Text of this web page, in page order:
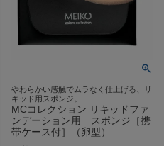
やわらかい感触でムラなく仕上げる、リ
キッド用スポンジ。
MCコレクション リキッドファ
ンデーション用 スポンジ［携
帯ケース付］（卵型）